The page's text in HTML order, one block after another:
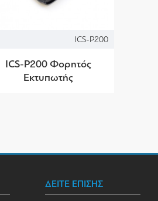
ICS-P200
ICS-P200 Φορητός
Εκτυπωτής
ΔΕΙΤΕ ΕΠΙΣΗΣ